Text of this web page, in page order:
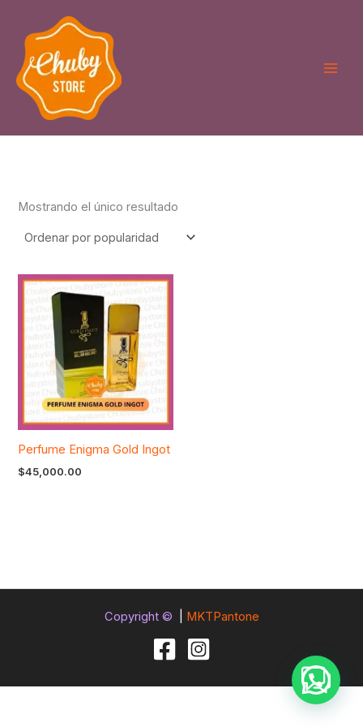
contenido
Mostrando el único resultado
Perfume Enigma Gold Ingot
$45,000.00
Copyright © MKTPantone